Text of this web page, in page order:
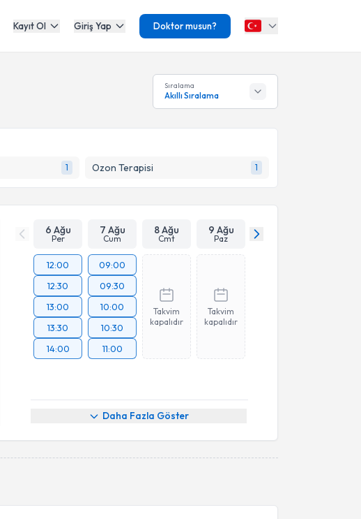
Kayıt Ol Giriş Yap Doktor musun?
Sıralama
Akıllı Sıralama
1 Ozon Terapisi 1
6 Ağu
Per
7 Ağu
Cum
8 Ağu
Cmt
9 Ağu
Paz
12:00
12:30
13:00
13:30
14:00
09:00
09:30
10:00
10:30
11:00
Takvim
kapalıdır
Takvim
kapalıdır
Daha Fazla Göster